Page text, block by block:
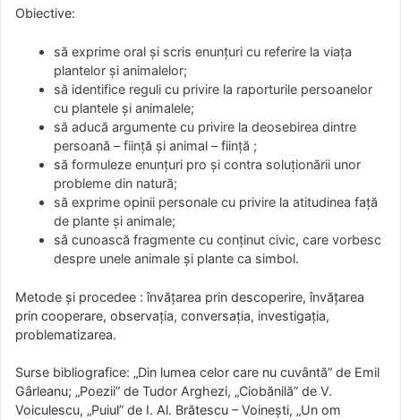
Obiective:
să exprime oral şi scris enunţuri cu referire la viaţa
plantelor şi animalelor;
să identifice reguli cu privire la raporturile persoanelor
cu plantele şi animalele;
să aducă argumente cu privire la deosebirea dintre
persoană – fiinţă şi animal – fiinţă ;
să formuleze enunţuri pro şi contra soluţionării unor
probleme din natură;
să exprime opinii personale cu privire la atitudinea faţă
de plante şi animale;
să cunoască fragmente cu conţinut civic, care vorbesc
despre unele animale şi plante ca simbol.
Metode şi procedee : învăţarea prin descoperire, învăţarea
prin cooperare, observaţia, conversaţia, investigaţia,
problematizarea.
Surse bibliografice: „Din lumea celor care nu cuvântă” de Emil
Gârleanu; „Poezii” de Tudor Arghezi, „Ciobănilă” de V.
Voiculescu, „Puiul” de I. Al. Brătescu – Voineşti, „Un om